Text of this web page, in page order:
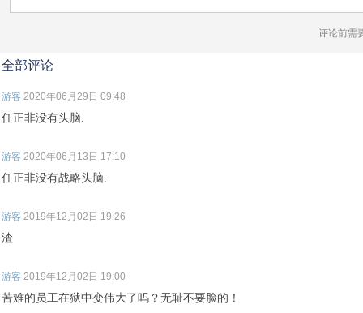
评论前需
全部评论
游客 2020年06月29日 09:48
任正非没有头脑.
游客 2020年06月13日 17:10
任正非没有战略头脑.
游客 2019年12月02日 19:26
渣
游客 2019年12月02日 19:00
苦难的员工在狱中变伟大了吗？无耻不要脸的！